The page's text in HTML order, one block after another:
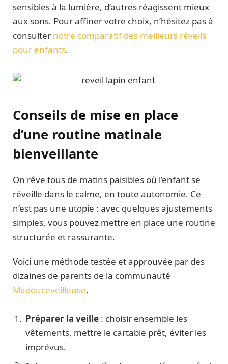
sensibles à la lumière, d’autres réagissent mieux
aux sons. Pour affiner votre choix, n’hésitez pas à
consulter notre comparatif des meilleurs réveils
pour enfants.
Conseils de mise en place
d’une routine matinale
bienveillante
On rêve tous de matins paisibles où l’enfant se
réveille dans le calme, en toute autonomie. Ce
n’est pas une utopie : avec quelques ajustements
simples, vous pouvez mettre en place une routine
structurée et rassurante.
Voici une méthode testée et approuvée par des
dizaines de parents de la communauté
Madouceveilleuse.
Préparer la veille : choisir ensemble les
vêtements, mettre le cartable prêt, éviter les
imprévus.